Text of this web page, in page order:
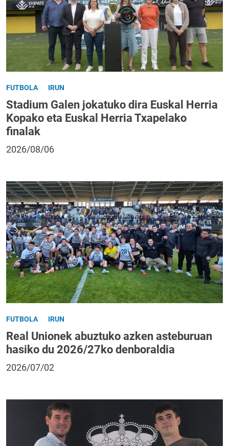
FUTBOLA IRUN
Stadium Galen jokatuko dira Euskal Herria
Kopako eta Euskal Herria Txapelako
finalak
2026/08/06
FUTBOLA IRUN
Real Unionek abuztuko azken asteburuan
hasiko du 2026/27ko denboraldia
2026/07/02